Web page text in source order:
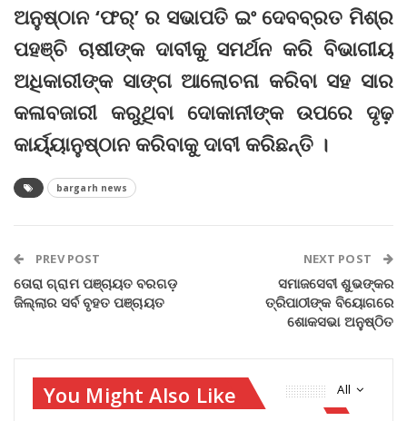
ଅନୁଷ୍ଠାନ ‘ଫର୍’ ର ସଭାପତି ଇଂ ଦେବବ୍ରତ ମିଶ୍ର
ପହଞ୍ଚି ଚାଷୀଙ୍କ ଦାବୀକୁ ସମର୍ଥନ କରି ବିଭାଗୀୟ
ଅଧିକାରୀଙ୍କ ସାଙ୍ଗ ଆଲୋଚନା କରିବା ସହ ସାର
କଳାବଜାରୀ କରୁଥିବା ଦୋକାନୀଙ୍କ ଉପରେ ଦୃଢ଼
କାର୍ୟ୍ୟାନୁଷ୍ଠାନ କରିବାକୁ ଦାବୀ କରିଛନ୍ତି ।
bargarh news
PREV POST
ତୋରା ଗ୍ରାମ ପଞ୍ଚାୟତ ବରଗଡ଼
ଜିଲ୍ଲାର ସର୍ବ ବୃହତ ପଞ୍ଚାୟତ
NEXT POST
ସମାଜସେବୀ ଶୁଭଙ୍କର
ତ୍ରିପାଠୀଙ୍କ ବିୟୋଗରେ
ଶୋକସଭା ଅନୁଷ୍ଠିତ
All
You Might Also Like